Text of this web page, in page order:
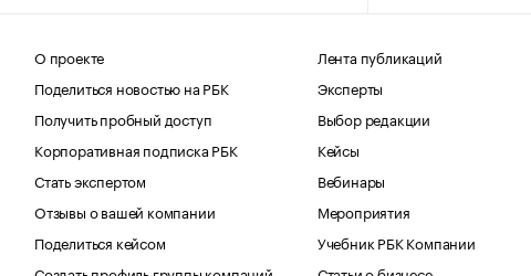
О проекте
Поделиться новостью на РБК
Получить пробный доступ
Корпоративная подписка РБК
Стать экспертом
Отзывы о вашей компании
Поделиться кейсом
Лента публикаций
Эксперты
Выбор редакции
Кейсы
Вебинары
Мероприятия
Учебник РБК Компании